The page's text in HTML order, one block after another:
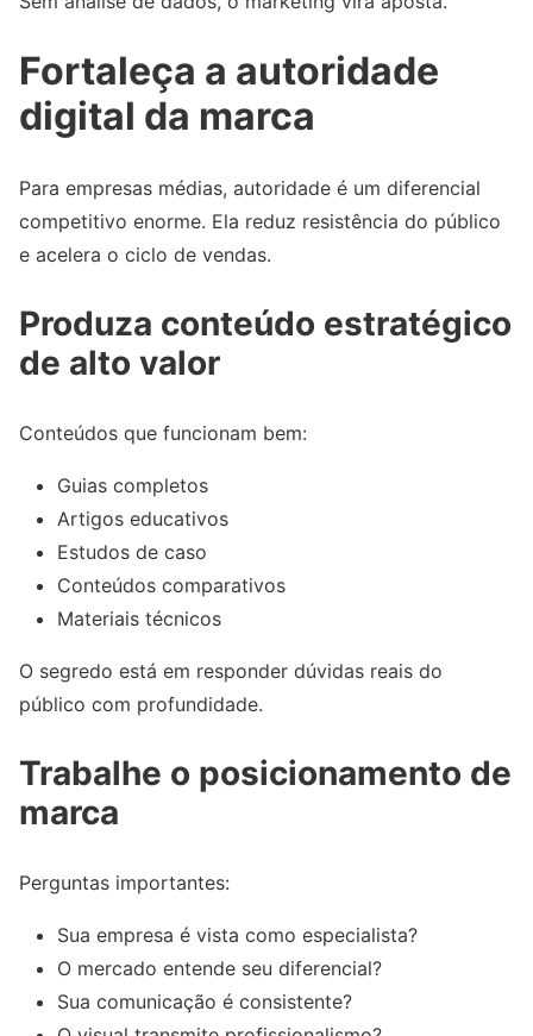
Fortaleça a autoridade
digital da marca
Para empresas médias, autoridade é um diferencial
competitivo enorme. Ela reduz resistência do público
e acelera o ciclo de vendas.
Produza conteúdo estratégico
de alto valor
Conteúdos que funcionam bem:
Guias completos
Artigos educativos
Estudos de caso
Conteúdos comparativos
Materiais técnicos
O segredo está em responder dúvidas reais do
público com profundidade.
Trabalhe o posicionamento de
marca
Perguntas importantes:
Sua empresa é vista como especialista?
O mercado entende seu diferencial?
Sua comunicação é consistente?